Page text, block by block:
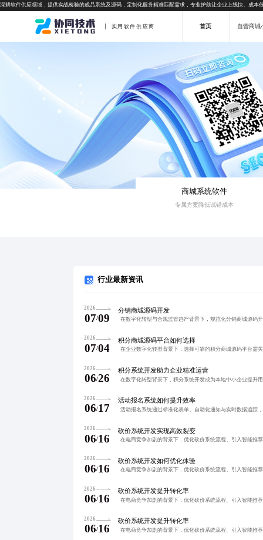
深耕软件供应领域，提供实战检验的成品系统及源码，定制化服务精准匹配需求，专业护航让企业上线快、成本
实用软件供应商 首页 自营商城
商城系统软件
专属方案降低试错成本
行业最新资讯
2026
07/09
分销商城源码开发
2026
07/04
积分商城源码平台如何选择
2026
06/26
积分系统开发助力企业精准运营
2026
06/17
活动报名系统如何提升效率
2026
06/16
砍价系统开发实现高效裂变
2026
06/16
砍价系统开发如何优化体验
2026
06/16
砍价系统开发提升转化率
2026
06/16
砍价系统开发提升转化率